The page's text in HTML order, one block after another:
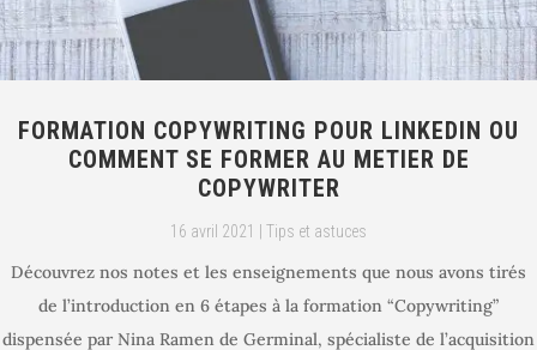
FORMATION COPYWRITING POUR LINKEDIN OU
COMMENT SE FORMER AU METIER DE
COPYWRITER
16 avril 2021 Tips et astuces
Découvrez nos notes et les enseignements que nous avons tirés
de l’introduction en 6 étapes à la formation “Copywriting”
dispensée par Nina Ramen de Germinal, spécialiste de l’acquisition